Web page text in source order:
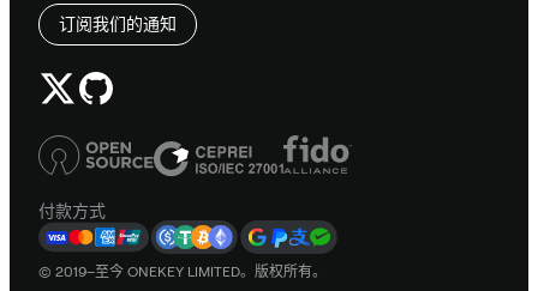
订阅我们的通知
付款方式
© 2019–至今 ONEKEY LIMITED。版权所有。